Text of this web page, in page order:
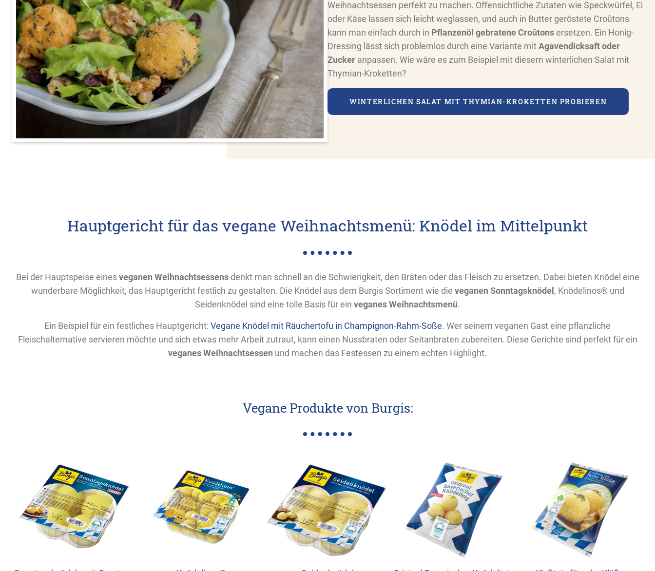
Weihnachtsessen perfekt zu machen. Offensichtliche Zutaten wie Speckwürfel, Ei
oder Käse lassen sich leicht weglassen, und auch in Butter geröstete Croûtons
kann man einfach durch in Pflanzenöl gebratene Croûtons ersetzen. Ein Honig-
Dressing lässt sich problemlos durch eine Variante mit Agavendicksaft oder
Zucker anpassen. Wie wäre es zum Beispiel mit diesem winterlichen Salat mit
Thymian-Kroketten?
WINTERLICHEN SALAT MIT THYMIAN-KROKETTEN PROBIEREN
Hauptgericht für das vegane Weihnachtsmenü: Knödel im Mittelpunkt
Bei der Hauptspeise eines veganen Weihnachtsessensdenkt man schnell an die Schwierigkeit, den Braten oder das Fleisch zu ersetzen. Dabei bieten Knödel eine
wunderbare Möglichkeit, das Hauptgericht festlich zu gestalten. Die Knödel aus dem Burgis Sortiment wie die veganen Sonntagsknödel , Knödelinos® und
Seidenknödel sind eine tolle Basis für ein veganes Weihnachtsmenü.
Ein Beispiel für ein festliches Hauptgericht: Vegane Knödel mit Räuchertofu in Champignon-Rahm-Soße. Wer seinem veganen Gast eine pflanzliche
Fleischalternative servieren möchte und sich etwas mehr Arbeit zutraut, kann einen Nussbraten oder Seitanbraten zubereiten. Diese Gerichte sind perfekt für ein
veganes Weihnachtsessen und machen das Festessen zu einem echten Highlight.
Vegane Produkte von Burgis: